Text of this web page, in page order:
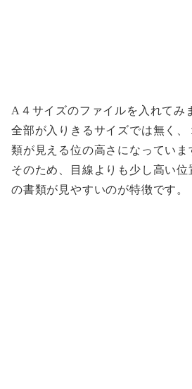
A４サイズのファイルを入れてみ
全部が入りきるサイズでは無く
類が見える位の高さになっていま
そのため、目線よりも少し高い位
の書類が見やすいのが特徴です。